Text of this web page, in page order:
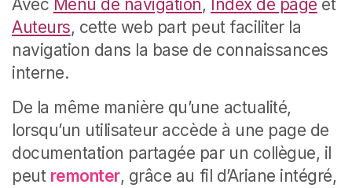
Avec Menu de navigation, Index de page et
Auteurs, cette web part peut faciliter la
navigation dans la base de connaissances
interne.
De la même manière qu’une actualité,
lorsqu’un utilisateur accède à une page de
documentation partagée par un collègue, il
peut remonter, grâce au fil d’Ariane intégré,